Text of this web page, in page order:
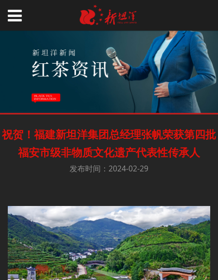
祝贺！福建新坦洋集团总经理张帆荣获第四批
福安市级非物质文化遗产代表性传承人
发布时间：2024-02-29